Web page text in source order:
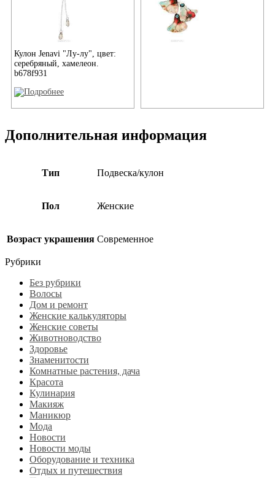
Кулон Jenavi "Лу-лу", цвет:
серебряный, хамелеон.
b678f931
Дополнительная информация
Тип Подвеска/кулон
Пол Женские
Возраст украшения Современное
Рубрики
Без рубрики
Волосы
Дом и ремонт
Женские калькуляторы
Женские советы
Животноводство
Здоровье
Знаменитости
Комнатные растения, дача
Красота
Кулинария
Макияж
Маникюр
Мода
Новости
Новости моды
Оборудование и техника
Отдых и путешествия